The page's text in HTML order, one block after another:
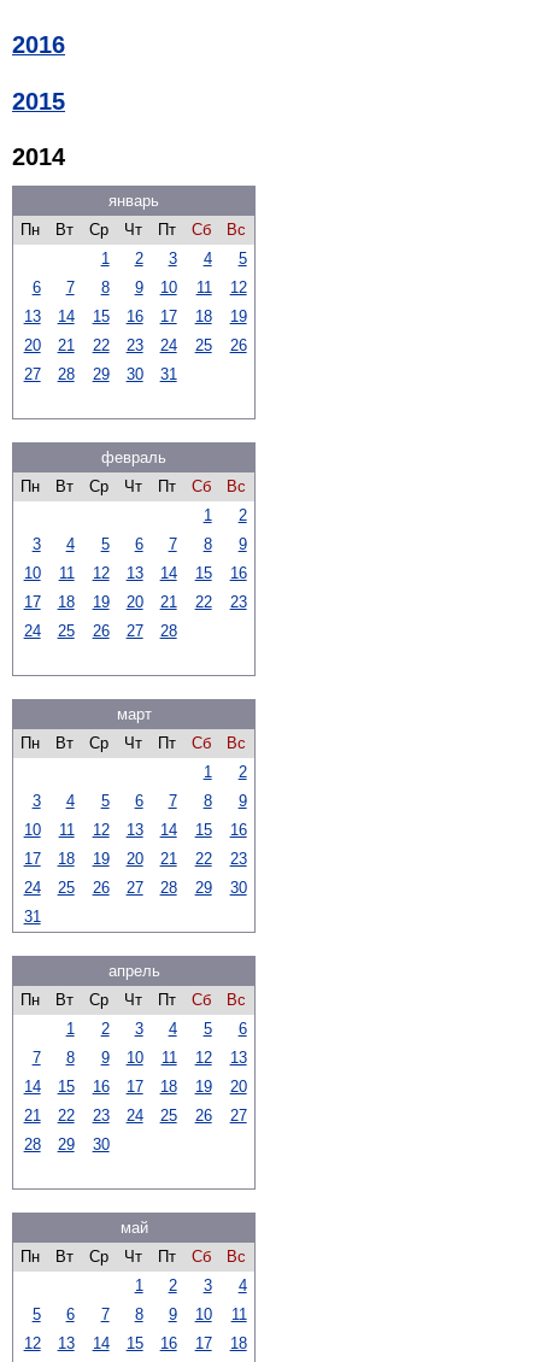
2016
2015
2014
январь
Пн
Вт Ср Чт Пт Сб
Вс
1
2 3 4
5
6
7 8 9 10 11
12
13
14 15 16 17 18
19
20
21 22 23 24 25
26
27
28 29 30 31
февраль
Пн
Вт Ср Чт Пт Сб
Вс
1
2
3
4 5 6 7 8
9
10
11 12 13 14 15
16
17
18 19 20 21 22
23
24
25 26 27 28
март
Пн
Вт Ср Чт Пт Сб
Вс
1
2
3
4 5 6 7 8
9
10
11 12 13 14 15
16
17
18 19 20 21 22
23
24
25 26 27 28 29
30
31
апрель
Пн
Вт Ср Чт Пт Сб
Вс
1
2 3 4 5
6
7
8 9 10 11 12
13
14
15 16 17 18 19
20
21
22 23 24 25 26
27
28
29 30
май
Пн
Вт Ср Чт Пт Сб
Вс
1
2 3
4
5
6 7 8 9 10
11
12
13 14 15 16 17
18